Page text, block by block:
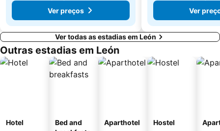
Ver preços
Ver
Ver todas as estadias em León
Outras estadias em León
Hotel
Bed and
Aparthotel Hostel